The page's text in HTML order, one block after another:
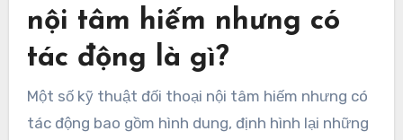
nội tâm hiếm nhưng có
tác động là gì?
Một số kỹ thuật đối thoại nội tâm hiếm nhưng có
tác động bao gồm hình dung, định hình lại những